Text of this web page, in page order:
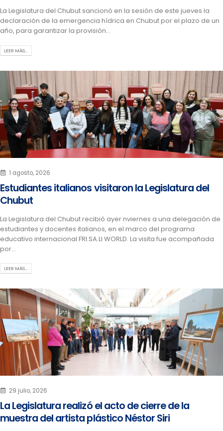
La Legislatura del Chubut sancionó en la sesión de este jueves la
declaración de la emergencia hídrica en Chubut por el plazo de un
año, para garantizar la provisión...
LEER MÁS…
1 agosto, 2026
Estudiantes italianos visitaron la Legislatura del
Chubut
La Legislatura del Chubut recibió ayer nviernes a una delegación de
estudiantes y docentes italianos, en el marco del programa
educativo internacional FRI.SA.LI WORLD. La visita fue acompañada
por...
LEER MÁS…
29 julio, 2026
La Legislatura realizó el acto de cierre de la
muestra del artista plástico Néstor Siri